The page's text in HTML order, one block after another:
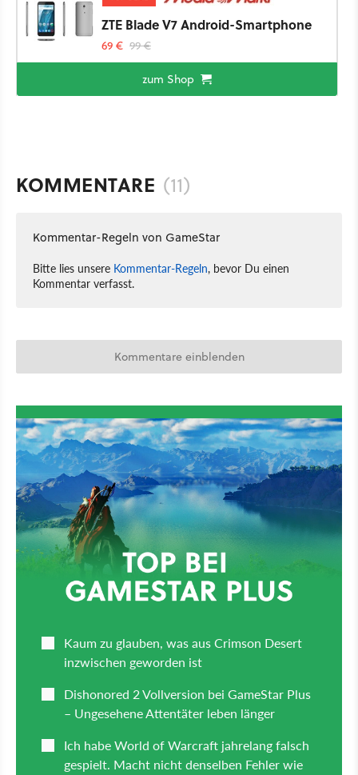
ZTE Blade V7 Android-Smartphone
69 € 99 €
zum Shop
KOMMENTARE (11)
Kommentar-Regeln von GameStar
Bitte lies unsere Kommentar-Regeln, bevor Du einen
Kommentar verfasst.
Kommentare einblenden